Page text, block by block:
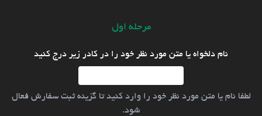
مرحله اول
نام دلخواه یا متن مورد نظر خود را در کادر زیر درج کنید
لطفا نام یا متن مورد نظر خود را وارد کنید تا گزینه ثبت سفارش فعال
شود.